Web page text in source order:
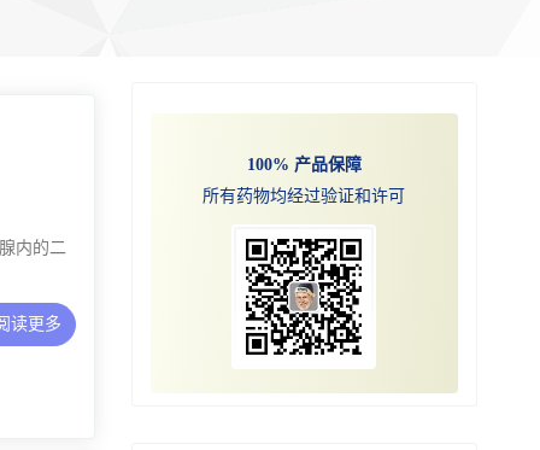
内的二
读更多
100% 产品保障
所有药物均经过验证和许可